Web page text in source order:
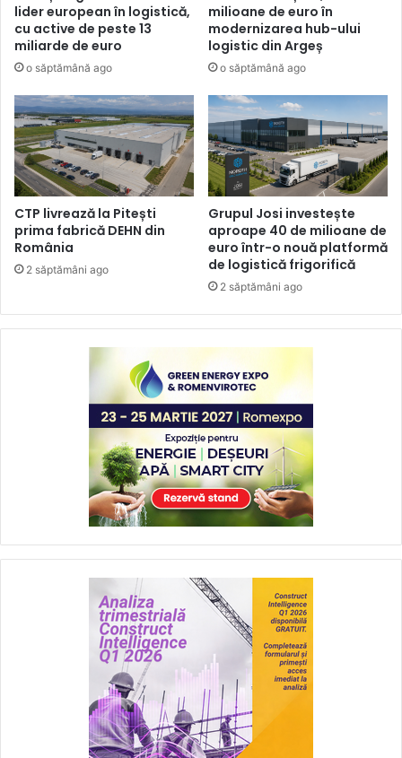
lider european în logistică,
cu active de peste 13
miliarde de euro
o săptămână ago
milioane de euro în
modernizarea hub-ului
logistic din Argeș
o săptămână ago
CTP livrează la Pitești
prima fabrică DEHN din
România
2 săptămâni ago
Grupul Josi investește
aproape 40 de milioane de
euro într-o nouă platformă
de logistică frigorifică
2 săptămâni ago